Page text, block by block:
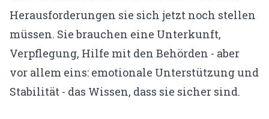
EMDR Live Webinar
EMDR Live Session – Aufzeichnung
Supervision
📝 Blog
Herausforderungen sie sich jetzt noch stellen
müssen. Sie brauchen eine Unterkunft,
Verpflegung, Hilfe mit den Behörden - aber
vor allem eins: emotionale Unterstützung und
Stabilität - das Wissen, dass sie sicher sind.